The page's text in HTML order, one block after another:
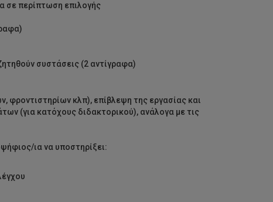
σε περίπτωση επιλογής
συστάσεις (2 αντίγραφα)
φροντιστηρίων κλπ), επίβλεψη της εργασίας και
(για κατόχους διδακτορικού), ανάλογα με τις
ια να υποστηρίξει: